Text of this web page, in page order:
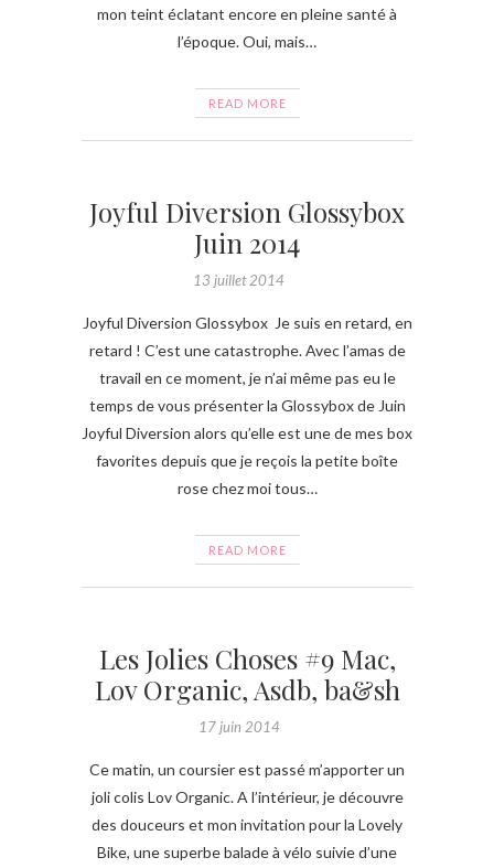
mon teint éclatant encore en pleine santé à
l’époque. Oui, mais…
READ MORE
Joyful Diversion Glossybox
Juin 2014
13 juillet 2014
Joyful Diversion Glossybox Je suis en retard, en
retard ! C’est une catastrophe. Avec l’amas de
travail en ce moment, je n’ai même pas eu le
temps de vous présenter la Glossybox de Juin
Joyful Diversion alors qu’elle est une de mes box
favorites depuis que je reçois la petite boîte
rose chez moi tous…
READ MORE
Les Jolies Choses #9 Mac,
Lov Organic, Asdb, ba&sh
17 juin 2014
Ce matin, un coursier est passé m’apporter un
joli colis Lov Organic. A l’intérieur, je découvre
des douceurs et mon invitation pour la Lovely
Bike, une superbe balade à vélo suivie d’une